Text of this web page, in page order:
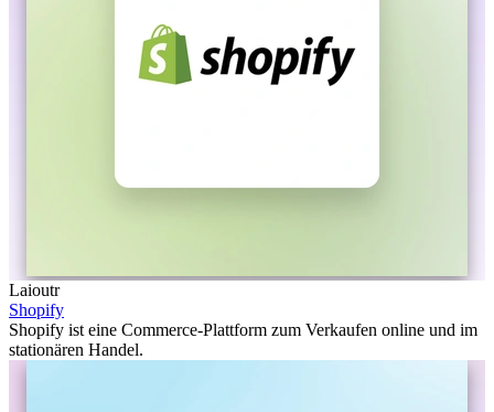
Laioutr
Shopify
Shopify ist eine Commerce-Plattform zum Verkaufen online und im
stationären Handel.